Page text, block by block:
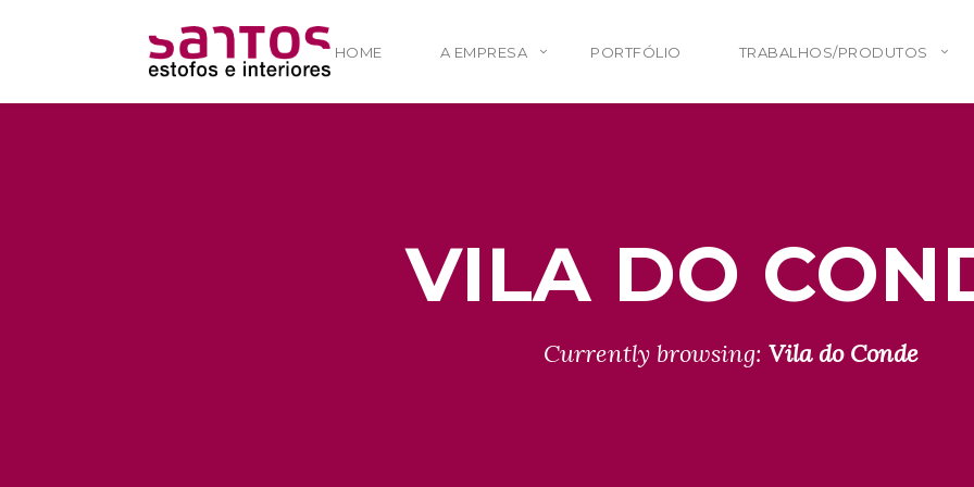
HOME A EMPRESA PORTFÓLIO TRABALHOS/PRODUTOS
VILA DO
Currently browsing: Vila do Conde